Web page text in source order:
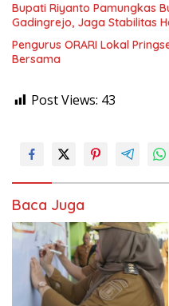
Bupati Riyanto Pamungkas
Gadingrejo, Jaga Stabilitas
Pengurus ORARI Lokal
Bersama
Post Views: 43
Baca Juga